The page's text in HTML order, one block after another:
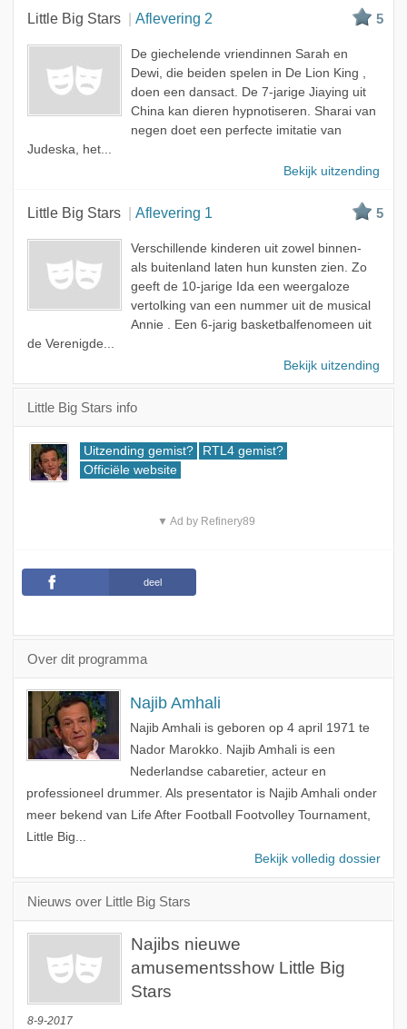
Little Big Stars Aflevering 2 5
De giechelende vriendinnen Sarah en
Dewi, die beiden spelen in De Lion King ,
doen een dansact. De 7-jarige Jiaying uit
China kan dieren hypnotiseren. Sharai van
negen doet een perfecte imitatie van
Judeska, het...
Bekijk uitzending
Little Big Stars Aflevering 1 5
Verschillende kinderen uit zowel binnen-
als buitenland laten hun kunsten zien. Zo
geeft de 10-jarige Ida een weergaloze
vertolking van een nummer uit de musical
Annie . Een 6-jarig basketbalfenomeen uit
de Verenigde...
Bekijk uitzending
Little Big Stars info
Uitzending gemist?
RTL4 gemist?
Officiële website
▼ Ad by Refinery89
deel
Over dit programma
Najib Amhali
Najib Amhali is geboren op 4 april 1971 te
Nador Marokko. Najib Amhali is een
Nederlandse cabaretier, acteur en
professioneel drummer. Als presentator is Najib Amhali onder
meer bekend van Life After Football Footvolley Tournament,
Little Big...
Bekijk volledig dossier
Nieuws over Little Big Stars
Najibs nieuwe
amusementsshow Little Big
Stars
8-9-2017